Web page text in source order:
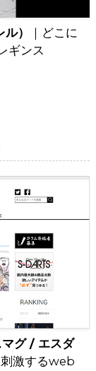
）
｜どこに
ギンス
グ / エスダ
刺激するweb